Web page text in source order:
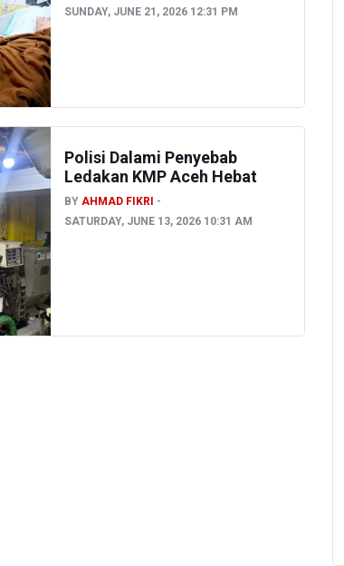
SUNDAY, JUNE 21, 2026 12:31 PM
Polisi Dalami Penyebab
Ledakan KMP Aceh Hebat
BY AHMAD FIKRI
SATURDAY, JUNE 13, 2026 10:31 AM